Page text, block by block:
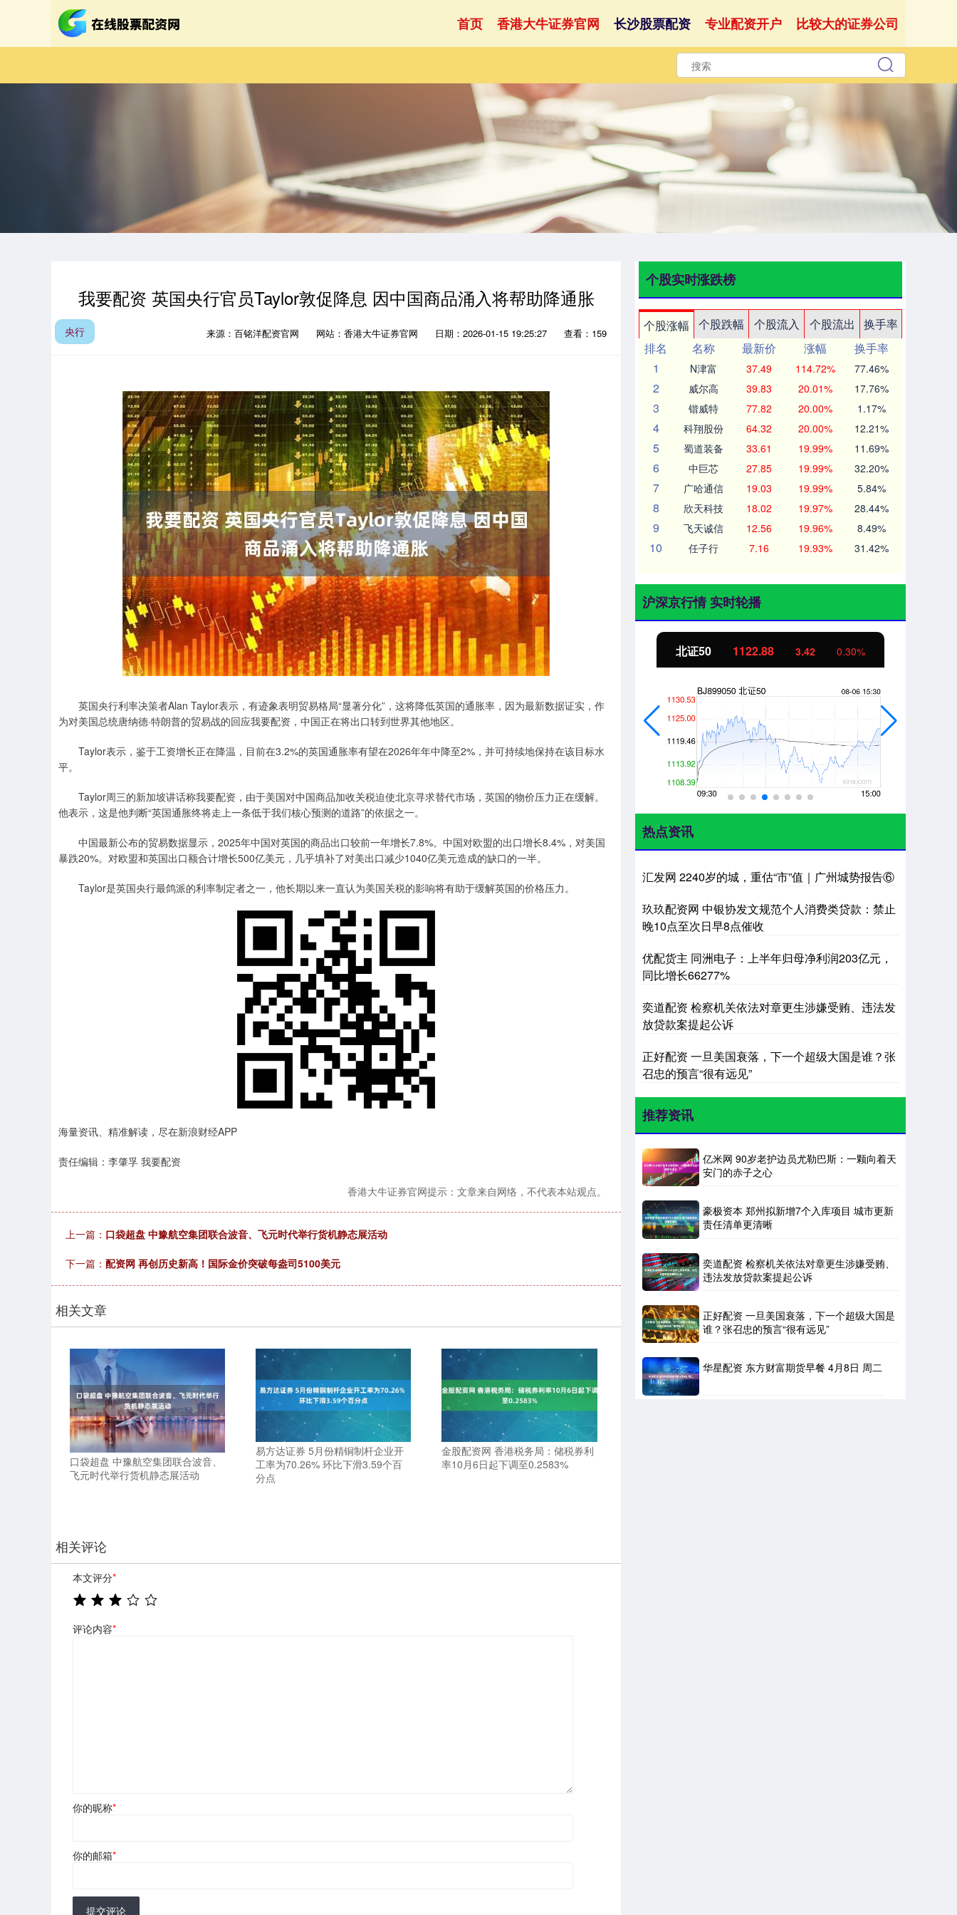
首页 香港大牛证券官网 长沙股票配资 专业配资开户 比较大的证券公司
我要配资 英国央行官员Taylor敦促降息 因中国商品涌入将帮助降通胀
央行 来源：百铭洋配资官网 网站：香港大牛证券官网 日期：2026-01-15 19:25:27 查看：159
英国央行利率决策者Alan Taylor表示，有迹象表明贸易格局“显著分化”，这将降低英国的通胀率，因为最新数据证实，作
为对美国总统唐纳德·特朗普的贸易战的回应我要配资，中国正在将出口转到世界其他地区。
Taylor表示，鉴于工资增长正在降温，目前在3.2%的英国通胀率有望在2026年年中降至2%，并可持续地保持在该目标水
平。
Taylor周三的新加坡讲话称我要配资，由于美国对中国商品加收关税迫使北京寻求替代市场，英国的物价压力正在缓解。
他表示，这是他判断“英国通胀终将走上一条低于我们核心预测的道路”的依据之一。
中国最新公布的贸易数据显示，2025年中国对英国的商品出口较前一年增长7.8%。中国对欧盟的出口增长8.4%，对美国
暴跌20%。对欧盟和英国出口额合计增长500亿美元，几乎填补了对美出口减少1040亿美元造成的缺口的一半。
Taylor是英国央行最鸽派的利率制定者之一，他长期以来一直认为美国关税的影响将有助于缓解英国的价格压力。
海量资讯、精准解读，尽在新浪财经APP
责任编辑：李肇孚 我要配资
香港大牛证券官网提示：文章来自网络，不代表本站观点。
上一篇： 口袋超盘 中豫航空集团联合波音、飞元时代举行货机静态展活动
下一篇： 配资网 再创历史新高！国际金价突破每盎司5100美元
相关文章
口袋超盘 中豫航空集团联合波音、
飞元时代举行货机静态展活动
易方达证券 5月份精铜制杆企业开
工率为70.26% 环比下滑3.59个百
分点
金股配资网 香港税务局：储税券利
率10月6日起下调至0.2583%
相关评论
本文评分*
评论内容*
你的昵称*
你的邮箱*
提交评论
个股实时涨跌榜
个股涨幅 个股跌幅 个股流入 个股流出
换手率
排名
名称 最新价 涨幅
换手率
1
N津富 37.49 114.72% 77.46%
2 威尔高 39.83 20.01% 17.76%
3 锴威特 77.82 20.00% 1.17%
4 科翔股份 64.32 20.00% 12.21%
5 蜀道装备 33.61 19.99% 11.69%
6 中巨芯 27.85 19.99% 32.20%
7 广哈通信 19.03 19.99% 5.84%
8 欣天科技 18.02 19.97% 28.44%
9 飞天诚信 12.56 19.96% 8.49%
10 任子行 7.16 19.93% 31.42%
沪深京行情 实时轮播
深证成指 14110.12 -34.08 -0.24% 沪深300 4651.31 -6.85 北证50 1122.88 3.42 0.30%
热点资讯
汇发网 2240岁的城，重估“市”值｜广州城势报告⑥
玖玖配资网 中银协发文规范个人消费类贷款：禁止
晚10点至次日早8点催收
优配货主 同洲电子：上半年归母净利润203亿元，
同比增长66277%
奕道配资 检察机关依法对章更生涉嫌受贿、违法发
放贷款案提起公诉
正好配资 一旦美国衰落，下一个超级大国是谁？张
召忠的预言“很有远见”
推荐资讯
亿米网 90岁老护边员尤勒巴斯：一颗向着天
安门的赤子之心
豪极资本 郑州拟新增7个入库项目 城市更新
责任清单更清晰
奕道配资 检察机关依法对章更生涉嫌受贿、
违法发放贷款案提起公诉
正好配资 一旦美国衰落，下一个超级大国是
谁？张召忠的预言“很有远见”
华星配资 东方财富期货早餐 4月8日 周二